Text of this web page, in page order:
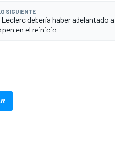
SIGUIENTE
debería haber adelantado a
en el reinicio